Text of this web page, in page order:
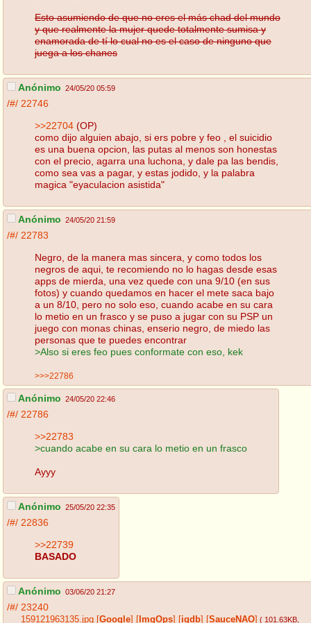
Esto asumiendo de que no eres el más chad del mundo
y que realmente la mujer quede totalmente sumisa y
enamorada de tí lo cual no es el caso de ninguno que
juega a los chanes
Anónimo 24/05/20 05:59
/#/ 22746
>>22704 (OP)
como dijo alguien abajo, si ers pobre y feo , el suicidio
es una buena opcion, las putas al menos son honestas
con el precio, agarra una luchona, y dale pa las bendis,
como sea vas a pagar, y estas jodido, y la palabra
magica "eyaculacion asistida"
Anónimo 24/05/20 21:59
/#/ 22783
Negro, de la manera mas sincera, y como todos los
negros de aqui, te recomiendo no lo hagas desde esas
apps de mierda, una vez quede con una 9/10 (en sus
fotos) y cuando quedamos en hacer el mete saca bajo
a un 8/10, pero no solo eso, cuando acabe en su cara
lo metio en un frasco y se puso a jugar con su PSP un
juego con monas chinas, enserio negro, de miedo las
personas que te puedes encontrar
>Also si eres feo pues conformate con eso, kek
>>>22786
Anónimo 24/05/20 22:46
/#/ 22786
>>22783
>cuando acabe en su cara lo metio en un frasco
Ayyy
Anónimo 25/05/20 22:35
/#/ 22836
>>22739
BASADO
Anónimo 03/06/20 21:27
/#/ 23240
159121963135.jpg Google ImgOps iqdb SauceNAO ( 101.63KB